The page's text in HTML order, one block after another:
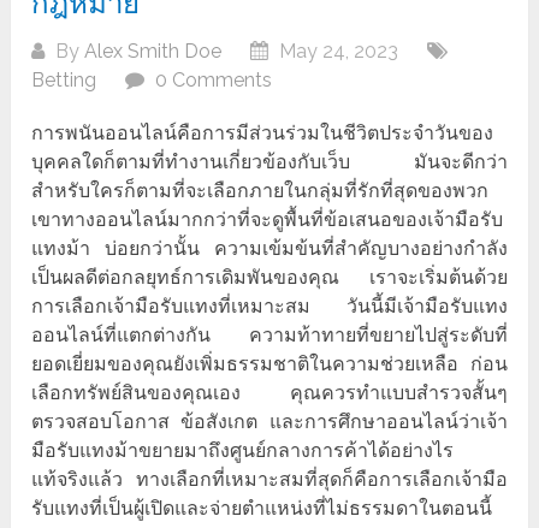
ByAlex Smith Doe
May 24, 2023
Betting
0 Comments
การพนันออนไลน์คือการมีส่วนร่วมในชีวิตประจำวันของ
บุคคลใดก็ตามที่ทำงานเกี่ยวข้องกับเว็บ มันจะดีกว่า
สำหรับใครก็ตามที่จะเลือกภายในกลุ่มที่รักที่สุดของพวก
เขาทางออนไลน์มากกว่าที่จะดูพื้นที่ข้อเสนอของเจ้ามือรับ
แทงม้า บ่อยกว่านั้น ความเข้มข้นที่สำคัญบางอย่างกำลัง
เป็นผลดีต่อกลยุทธ์การเดิมพันของคุณ เราจะเริ่มต้นด้วย
การเลือกเจ้ามือรับแทงที่เหมาะสม วันนี้มีเจ้ามือรับแทง
ออนไลน์ที่แตกต่างกัน ความท้าทายที่ขยายไปสู่ระดับที่
ยอดเยี่ยมของคุณยังเพิ่มธรรมชาติในความช่วยเหลือ ก่อน
เลือกทรัพย์สินของคุณเอง คุณควรทำแบบสำรวจสั้นๆ
ตรวจสอบโอกาส ข้อสังเกต และการศึกษาออนไลน์ว่าเจ้า
มือรับแทงม้าขยายมาถึงศูนย์กลางการค้าได้อย่างไร
แท้จริงแล้ว ทางเลือกที่เหมาะสมที่สุดก็คือการเลือกเจ้ามือ
รับแทงที่เป็นผู้เปิดและจ่ายตำแหน่งที่ไม่ธรรมดาในตอนนี้